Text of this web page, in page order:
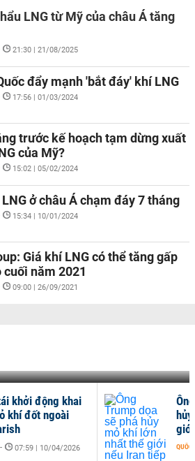
LNG từ Mỹ của châu Á tăng
21:30 | 21/08/2025
đẩy mạnh 'bắt đáy' khí LNG
17:56 | 01/03/2024
trước kế hoạch tạm dừng xuất
của Mỹ?
15:02 | 05/02/2024
ở châu Á chạm đáy 7 tháng
15:34 | 10/01/2024
Giá khí LNG có thể tăng gấp
cuối năm 2021
09:00 | 26/09/2021
khởi động khai
khí đốt ngoài
- 07:59 | 10/04/2026 QUỐC